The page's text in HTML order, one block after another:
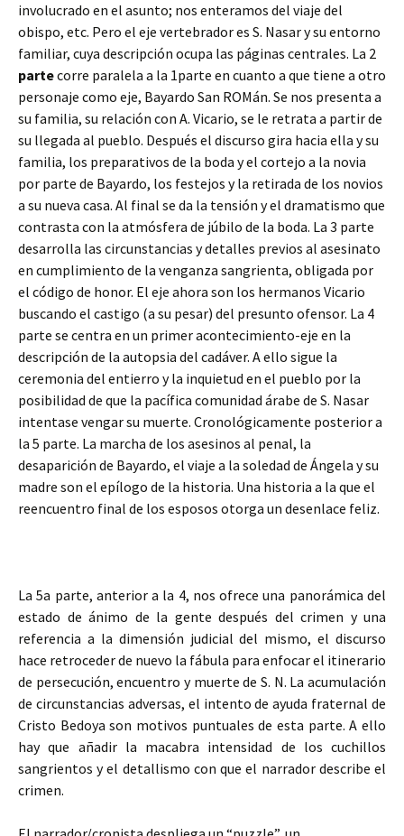
involucrado en el asunto; nos enteramos del viaje del
obispo, etc. Pero el eje vertebrador es S. Nasar y su entorno
familiar, cuya descripción ocupa las páginas centrales. La 2
partecorre paralela a la 1parte en cuanto a que tiene a otro
personaje como eje, Bayardo San ROMán. Se nos presenta a
su familia, su relación con A. Vicario, se le retrata a partir de
su llegada al pueblo. Después el discurso gira hacia ella y su
familia, los preparativos de la boda y el cortejo a la novia
por parte de Bayardo, los festejos y la retirada de los novios
a su nueva casa. Al final se da la tensión y el dramatismo que
contrasta con la atmósfera de júbilo de la boda. La 3 parte
desarrolla las circunstancias y detalles previos al asesinato
en cumplimiento de la venganza sangrienta, obligada por
el código de honor. El eje ahora son los hermanos Vicario
buscando el castigo (a su pesar) del presunto ofensor. La 4
parte se centra en un primer acontecimiento-eje en la
descripción de la autopsia del cadáver. A ello sigue la
ceremonia del entierro y la inquietud en el pueblo por la
posibilidad de que la pacífica comunidad árabe de S. Nasar
intentase vengar su muerte. Cronológicamente posterior a
la 5 parte. La marcha de los asesinos al penal, la
desaparición de Bayardo, el viaje a la soledad de Ángela y su
madre son el epílogo de la historia. Una historia a la que el
reencuentro final de los esposos otorga un desenlace feliz.
La 5a parte, anterior a la 4, nos ofrece una panorámica del
estado de ánimo de la gente después del crimen y una
referencia a la dimensión judicial del mismo, el discurso
hace retroceder de nuevo la fábula para enfocar el itinerario
de persecución, encuentro y muerte de S. N. La acumulación
de circunstancias adversas, el intento de ayuda fraternal de
Cristo Bedoya son motivos puntuales de esta parte. A ello
hay que añadir la macabra intensidad de los cuchillos
sangrientos y el detallismo con que el narrador describe el
crimen.